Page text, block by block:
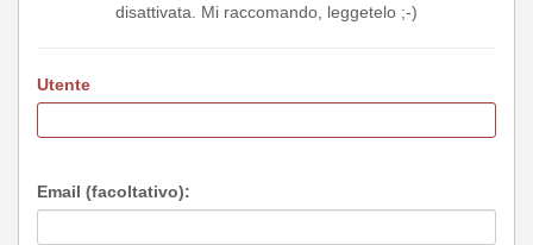
disattivata. Mi raccomando, leggetelo ;-)
Utente
Email (facoltativo):